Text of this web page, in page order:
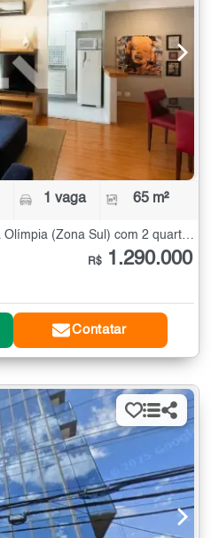
1 vaga 65 m²
Apartamento à Venda na Vila Olímpia (Zona Sul) com 2 quartos - 65 m²
R$ 1.290.000
Contatar